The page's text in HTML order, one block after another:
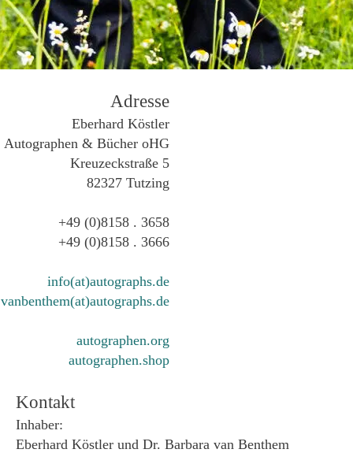
Adresse
Eberhard Köstler
Autographen & Bücher oHG
Kreuzeckstraße 5
82327 Tutzing
+49 (0)8158 . 3658
+49 (0)8158 . 3666
info(at)autographs.de
vanbenthem(at)autographs.de
autographen.org
autographen.shop
Kontakt
Inhaber:
Eberhard Köstler und Dr. Barbara van Benthem